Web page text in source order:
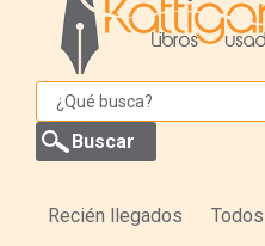
Recién llegados Todos